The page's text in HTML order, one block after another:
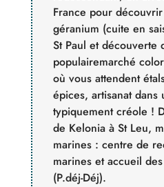
France pour
géranium (cuite en
St Paul et découverte
populairemarché
où vous attendent
épices, artisanat dans
typiquement créole !
de Kelonia à St Leu,
marines : centre de
marines et accueil
(P.déj-Déj).